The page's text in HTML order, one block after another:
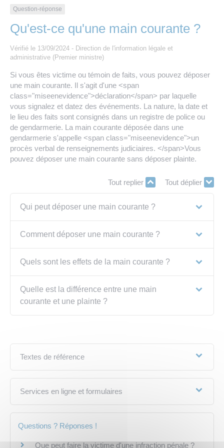
Eau et assainissement
Travaux
Numérique
Annuaire de contacts
Les offres d’emploi de la communauté de
communes
Question-réponse
Qu'est-ce qu'une main courante ?
Vérifié le 13/09/2024 - Direction de l'information légale et
administrative (Premier ministre)
Si vous êtes victime ou témoin de faits, vous pouvez déposer
une main courante. Il s'agit d'une <span
class="miseenevidence">déclaration</span> par laquelle
vous signalez et datez des événements. La nature, la date et
le lieu des faits sont consignés dans un registre de police ou
de gendarmerie. La main courante déposée dans une
gendarmerie s'appelle <span class="miseenevidence">un
procès verbal de renseignements judiciaires. </span>Vous
pouvez déposer une main courante sans déposer plainte.
Tout replier Tout déplier
Qui peut déposer une main courante ?
Comment déposer une main courante ?
Quels sont les effets de la main courante ?
Quelle est la différence entre une main
courante et une plainte ?
Textes de référence
Services en ligne et formulaires
Questions ? Réponses !
Que peut faire la victime d'une infraction pénale ?